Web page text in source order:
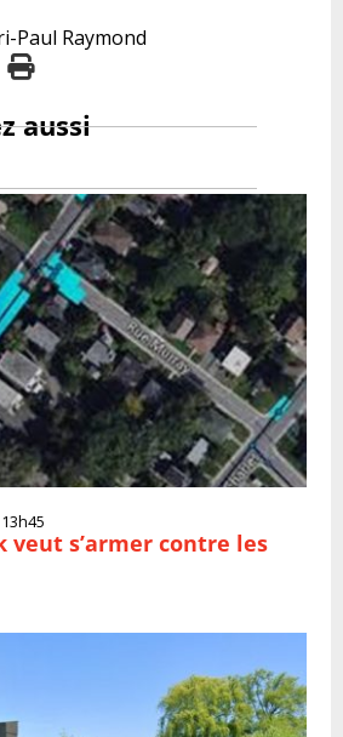
Paul Raymond
aussi
veut s’armer contre les